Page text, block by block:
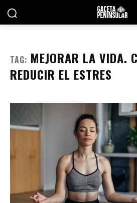
TAG: MEJORAR LA VIDA.
REDUCIR EL ESTRES